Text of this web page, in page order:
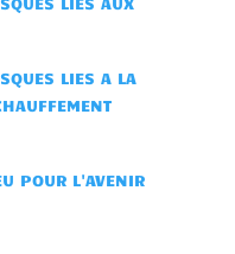
LIES A LA
POUR L'AVENIR